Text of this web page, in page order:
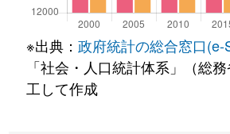
※出典： 政府統計の総合窓口(e-
「社会・人口統計体系」（総
工して作成